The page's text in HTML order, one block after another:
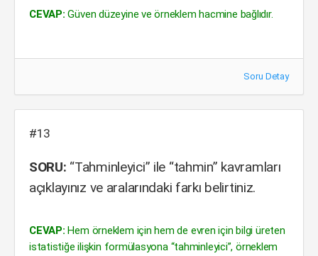
CEVAP: Güven düzeyine ve örneklem hacmine bağlıdır.
Soru Detay
#13
SORU: “Tahminleyici” ile “tahmin” kavramları
açıklayınız ve aralarındaki farkı belirtiniz.
CEVAP: Hem örneklem için hem de evren için bilgi üreten
istatistiğe ilişkin formülasyona “tahminleyici”, örneklem